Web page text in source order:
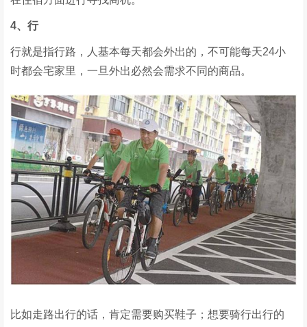
4、行
行就是指行路，人基本每天都会外出的，不可能每天24小
时都会宅家里，一旦外出必然会需求不同的商品。
比如走路出行的话，肯定需要购买鞋子；想要骑行出行的